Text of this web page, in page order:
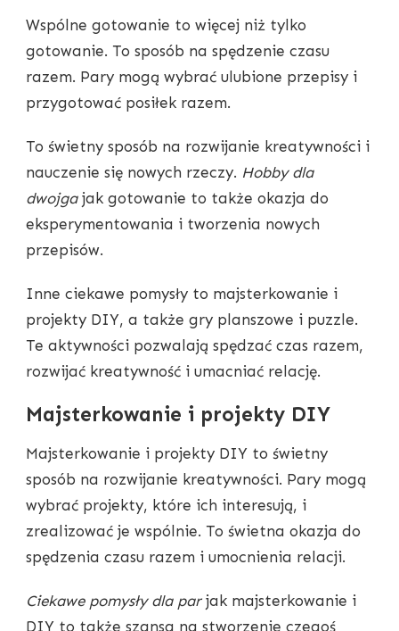
Wspólne gotowanie to więcej niż tylko
gotowanie. To sposób na spędzenie czasu
razem. Pary mogą wybrać ulubione przepisy i
przygotować posiłek razem.
To świetny sposób na rozwijanie kreatywności i
nauczenie się nowych rzeczy. Hobby dla
dwojgajak gotowanie to także okazja do
eksperymentowania i tworzenia nowych
przepisów.
Inne ciekawe pomysły to majsterkowanie i
projekty DIY, a także gry planszowe i puzzle.
Te aktywności pozwalają spędzać czas razem,
rozwijać kreatywność i umacniać relację.
Majsterkowanie i projekty DIY
Majsterkowanie i projekty DIY to świetny
sposób na rozwijanie kreatywności. Pary mogą
wybrać projekty, które ich interesują, i
zrealizować je wspólnie. To świetna okazja do
spędzenia czasu razem i umocnienia relacji.
Ciekawe pomysły dla parjak majsterkowanie i
DIY to także szansa na stworzenie czegoś